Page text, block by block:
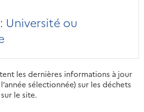
Université ou
les dernières informations à jour
sélectionnée) sur les déchets
le site.